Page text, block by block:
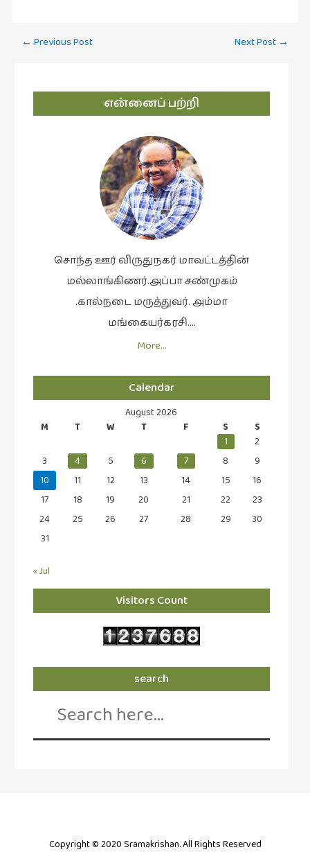
Post
← Previous Post Next Post →
என்னைப் பற்றி
சொந்த ஊர் விருதுநகர் மாவட்டத்தின்
மல்லாங்கிணர்.அப்பா சண்முகம்
.கால்நடை மருத்துவர். அம்மா
மங்கையர்கரசி….
More…
Calendar
August 2026
M
T W T F S
S
1
2
3
4 5 6 7 8
9
10
11 12 13 14 15
16
17
18 19 20 21 22
23
24
25 26 27 28 29
30
31
« Jul
Visitors Count
search
Search
Copyright © 2020 Sramakrishan. All Rights Reserved